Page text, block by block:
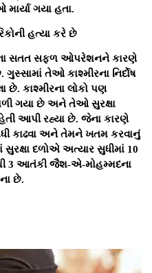
ગયા હતા.
હત્યા કરે છે
સતત સફળ ઓપરેશનને કારણે
તેઓ કાશ્મીરના નિર્દોષ
છે. કાશ્મીરના લોકો પણ
ગયા છે અને તેઓ સુરક્ષા
આપી રહ્યા છે. જેના કારણે
કાઢવા અને તેમને ખતમ કરવાનું
દળોએ અત્યાર સુધીમાં 10
3 આતંકી જૈશ-એ-મોહમ્મદના
છે.